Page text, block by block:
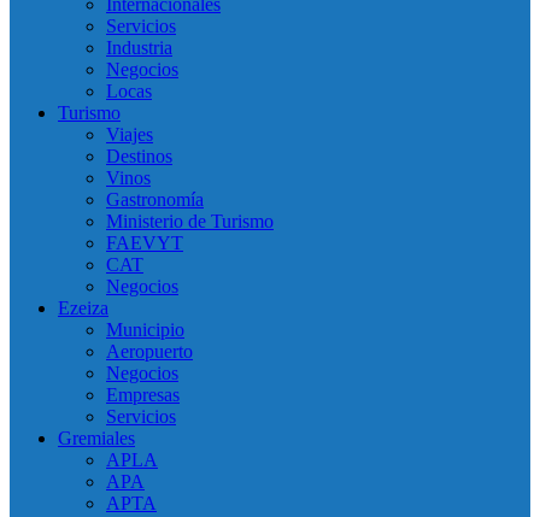
Internacionales
Servicios
Industria
Negocios
Locas
Turismo
Viajes
Destinos
Vinos
Gastronomía
Ministerio de Turismo
FAEVYT
CAT
Negocios
Ezeiza
Municipio
Aeropuerto
Negocios
Empresas
Servicios
Gremiales
APLA
APA
APTA